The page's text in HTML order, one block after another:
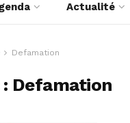
Actualité
Defamation
Defamation